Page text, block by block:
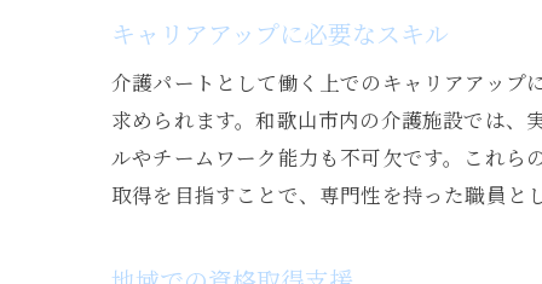
キャリアアップに必要なスキル
介護パートとして働く上でのキャリアアップ
求められます。和歌山市内の介護施設では
ルやチームワーク能力も不可欠です。これら
取得を目指すことで、専門性を持った職員